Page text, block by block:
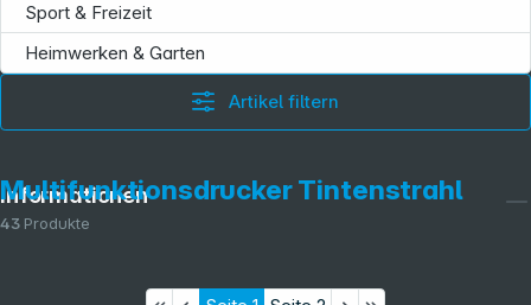
Sport & Freizeit
Heimwerken & Garten
Artikel filtern
Multifunktionsdrucker Tintenstrahl
43 Produkte
Informationen